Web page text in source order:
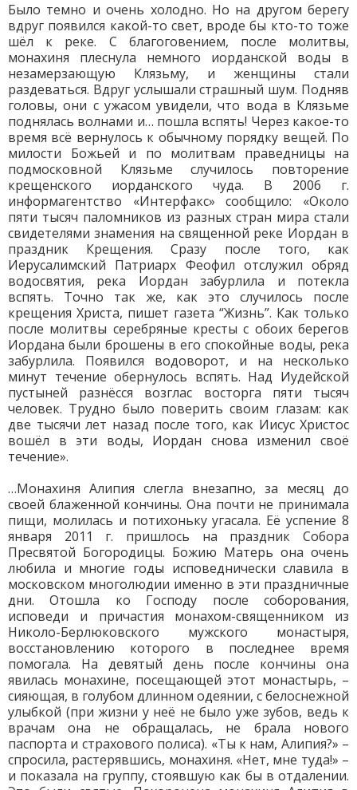
Было темно и очень холодно. Но на другом берегу
вдруг появился какой-то свет, вроде бы кто-то тоже
шёл к реке. С благоговением, после молитвы,
монахиня плеснула немного иорданской воды в
незамерзающую Клязьму, и женщины стали
раздеваться. Вдруг услышали страшный шум. Подняв
головы, они с ужасом увидели, что вода в Клязьме
поднялась волнами и… пошла вспять! Через какое-то
время всё вернулось к обычному порядку вещей. По
милости Божьей и по молитвам праведницы на
подмосковной Клязьме случилось повторение
крещенского иорданского чуда. В 2006 г.
информагентство «Интерфакс» сообщило: «Около
пяти тысяч паломников из разных стран мира стали
свидетелями знамения на священной реке Иордан в
праздник Крещения. Сразу после того, как
Иерусалимский Патриарх Феофил отслужил обряд
водосвятия, река Иордан забурлила и потекла
вспять. Точно так же, как это случилось после
крещения Христа, пишет газета “Жизнь”. Как только
после молитвы серебряные кресты с обоих берегов
Иордана были брошены в его спокойные воды, река
забурлила. Появился водоворот, и на несколько
минут течение обернулось вспять. Над Иудейской
пустыней разнёсся возглас восторга пяти тысяч
человек. Трудно было поверить своим глазам: как
две тысячи лет назад после того, как Иисус Христос
вошёл в эти воды, Иордан снова изменил своё
течение».
…Монахиня Алипия слегла внезапно, за месяц до
своей блаженной кончины. Она почти не принимала
пищи, молилась и потихоньку угасала. Её успение 8
января 2011 г. пришлось на праздник Собора
Пресвятой Богородицы. Божию Матерь она очень
любила и многие годы исповеднически славила в
московском многолюдии именно в эти праздничные
дни. Отошла ко Господу после соборования,
исповеди и причастия монахом-священником из
Николо-Берлюковского мужского монастыря,
восстановлению которого в последнее время
помогала. На девятый день после кончины она
явилась монахине, посещающей этот монастырь, –
сияющая, в голубом длинном одеянии, с белоснежной
улыбкой (при жизни у неё не было уже зубов, ведь к
врачам она не обращалась, не брала нового
паспорта и страхового полиса). «Ты к нам, Алипия?» –
спросила, растерявшись, монахиня. «Нет, мне туда!» –
и показала на группу, стоявшую как бы в отдалении.